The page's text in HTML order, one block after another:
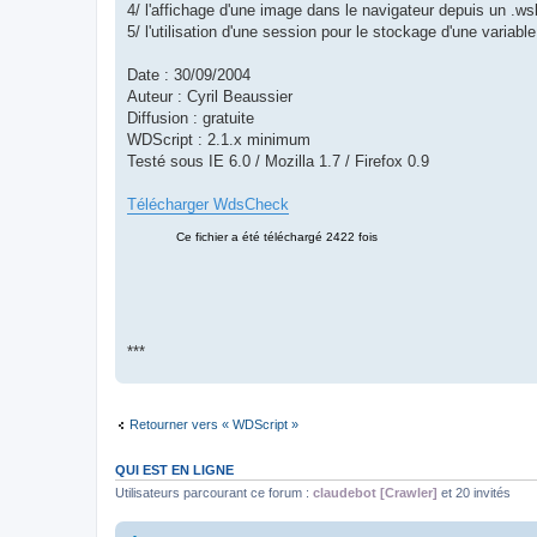
4/ l'affichage d'une image dans le navigateur depuis un
5/ l'utilisation d'une session pour le stockage d'une variable
Date : 30/09/2004
Auteur : Cyril Beaussier
Diffusion : gratuite
WDScript : 2.1.x minimum
Testé sous IE 6.0 / Mozilla 1.7 / Firefox 0.9
Télécharger WdsCheck
***
Retourner vers « WDScript »
QUI EST EN LIGNE
Utilisateurs parcourant ce forum : claudebot [Crawler] et 20 invités